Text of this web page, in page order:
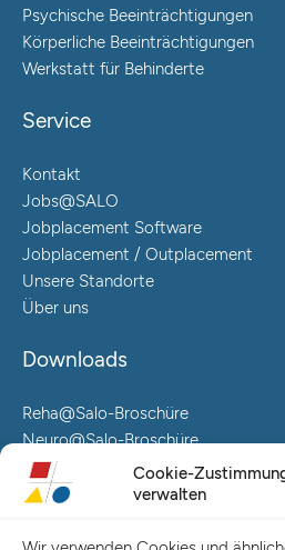
Cookie-
verwalten
Psychische Beeinträchtigungen
Körperliche Beeinträchtigungen
Werkstatt für Behinderte
Service
Kontakt
Jobs@SALO
Jobplacement Software
Jobplacement / Outplacement
Unsere Standorte
Über uns
Downloads
Reha@Salo-Broschüre
Neuro@Salo-Broschüre
AuReA@Salo-Broschüre
Spaldingstraße 57-59 / Rosenallee